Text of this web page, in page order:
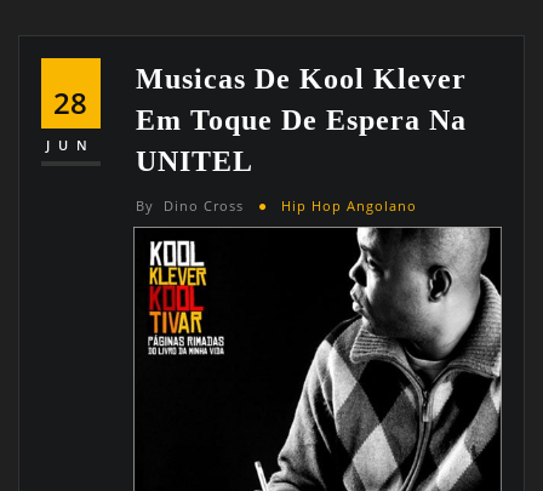
28
JUN
Musicas De Kool Klever
Em Toque De Espera Na
UNITEL
By Dino Cross Hip Hop Angolano